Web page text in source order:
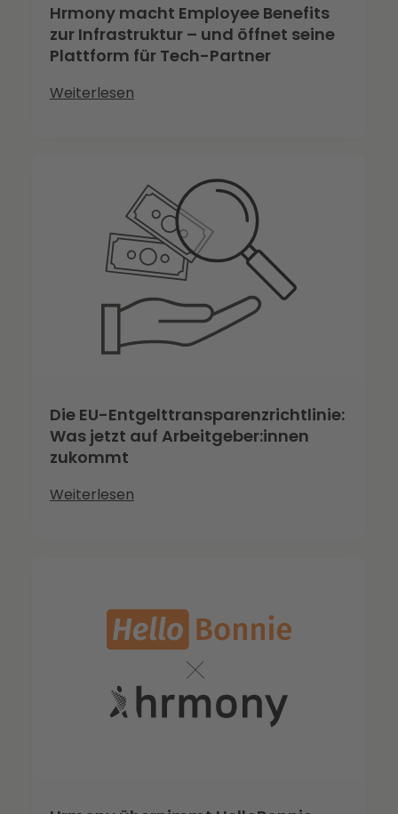
Hrmony macht Employee Benefits
zur Infrastruktur – und öffnet seine
Plattform für Tech-Partner
Weiterlesen
Die EU-Entgelttransparenzrichtlinie:
Was jetzt auf Arbeitgeber:innen
zukommt
Weiterlesen